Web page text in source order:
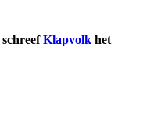
schreefKlapvolk het